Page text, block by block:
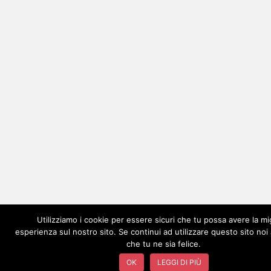
Utilizziamo i cookie per essere sicuri che tu possa avere la
esperienza sul nostro sito. Se continui ad utilizzare questo sito noi
che tu ne sia felice.
OK LEGGI DI PIÙ